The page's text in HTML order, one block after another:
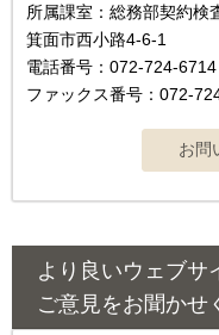
所属課室：総務部契約
箕面市西小路4‐6‐1
電話番号：072-724-6714
ファックス番号：072-
より良いウェブサ
ご意見をお聞かせ